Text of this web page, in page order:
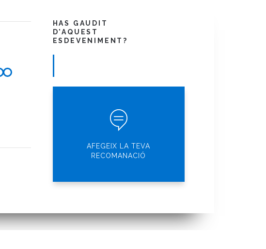
HAS GAUDIT
D'AQUEST
ESDEVENIMENT?
AFEGEIX LA TEVA
RECOMANACIÓ